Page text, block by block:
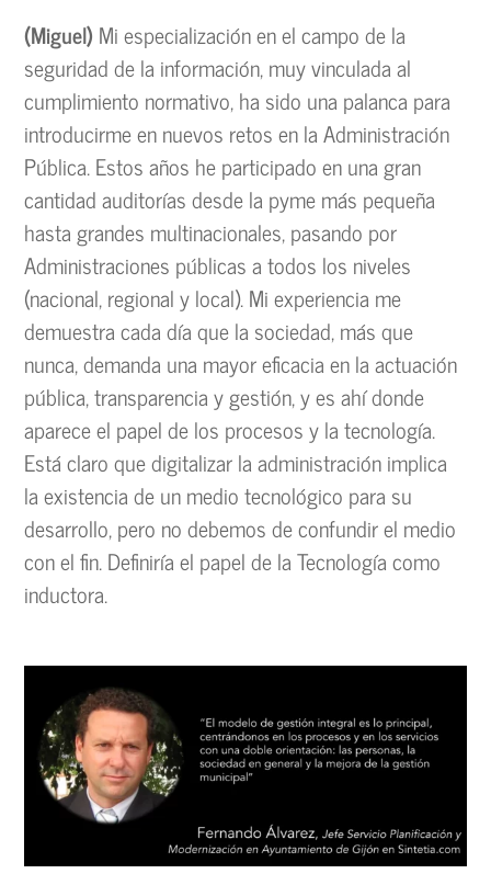
(Miguel) Mi especialización en el campo de la
seguridad de la información, muy vinculada al
cumplimiento normativo, ha sido una palanca para
introducirme en nuevos retos en la Administración
Pública. Estos años he participado en una gran
cantidad auditorías desde la pyme más pequeña
hasta grandes multinacionales, pasando por
Administraciones públicas a todos los niveles
(nacional, regional y local). Mi experiencia me
demuestra cada día que la sociedad, más que
nunca, demanda una mayor eficacia en la actuación
pública, transparencia y gestión, y es ahí donde
aparece el papel de los procesos y la tecnología.
Está claro que digitalizar la administración implica
la existencia de un medio tecnológico para su
desarrollo, pero no debemos de confundir el medio
con el fin. Definiría el papel de la Tecnología como
inductora.